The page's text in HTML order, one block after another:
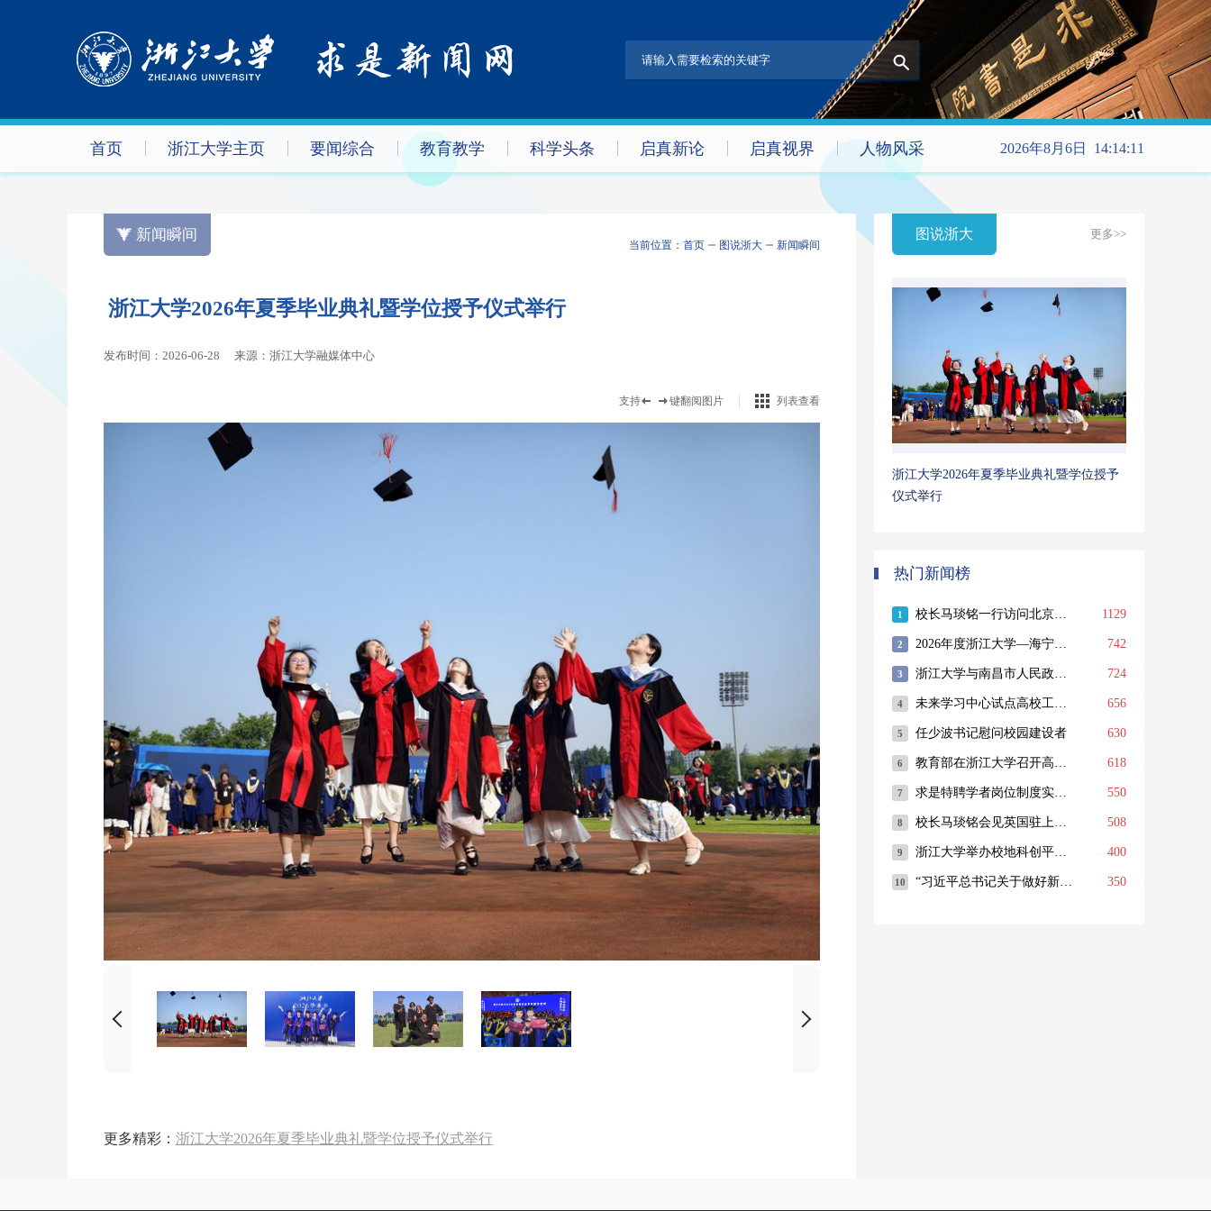
首页 浙江大学主页 要闻综合 教育教学 科学头条 启真新论 启真视界 人物风采 2026年8月6日 14:14:11
新闻瞬间
当前位置： 首页 图说浙大 新闻瞬间
浙江大学2026年夏季毕业典礼暨学位授予仪式举行
发布时间：2026-06-28 来源：浙江大学融媒体中心
支持 键翻阅图片 列表查看
更多精彩： 浙江大学2026年夏季毕业典礼暨学位授予仪式举行
图说浙大 更多>>
浙江大学2026年夏季毕业典礼暨学位授予
仪式举行
热门新闻榜